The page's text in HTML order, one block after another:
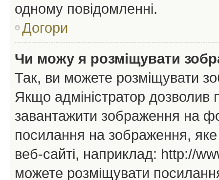
одному повідомленні.
Догори
Чи можу я розміщувати
Так, ви можете розміщувати
Якщо адміністратор
завантажити зображення на
посилання на зображення, яке
веб-сайті, наприклад: http://
можете розміщувати